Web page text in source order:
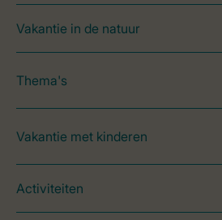
Vakantie in de natuur
Thema's
Vakantie met kinderen
Activiteiten